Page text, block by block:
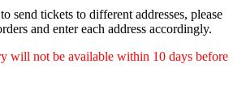
send tickets to different addresses, please
and enter each address accordingly.
will not be available within 10 days before